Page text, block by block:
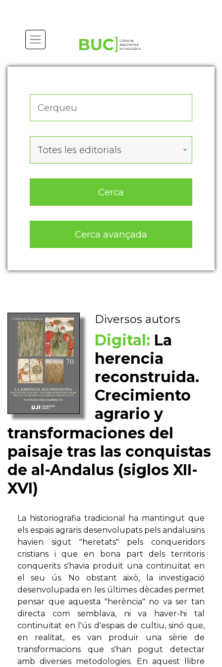
Totes les editorials
Cerca
Cerca avançada
Diversos autors
Digital: La
herencia
reconstruida.
Crecimiento
agrario y
transformaciones del
paisaje tras las conquistas
de al-Andalus (siglos XII-
XVI)
La historiografia tradicional ha mantingut que
els espais agraris desenvolupats pels andalusins
havien sigut "heretats" pels conqueridors
cristians i que en bona part dels territoris
conquerits s'havia produït una continuïtat en
el seu ús. No obstant això, la investigació
desenvolupada en les últimes dècades permet
pensar que aquesta "herència" no va ser tan
directa com semblava, ni va haver-hi tal
continuïtat en l'ús d'espais de cultiu, sinó que,
en realitat, es van produir una sèrie de
transformacions que s'han pogut detectar
amb diverses metodologies. En aquest llibre